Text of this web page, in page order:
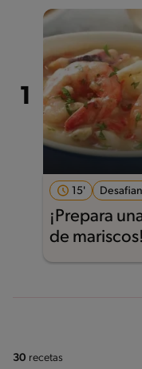
15'
¡Prepara
de mariscos!
30 recetas